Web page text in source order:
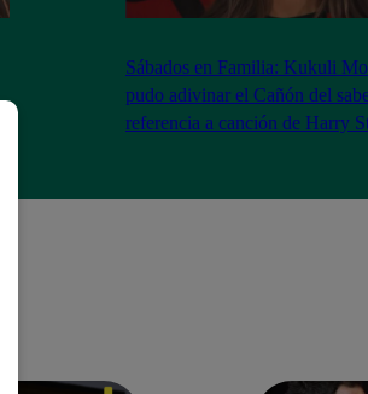
Sábados en Familia: Kukuli
pudo adivinar el Cañón del
referencia a canción de Harry